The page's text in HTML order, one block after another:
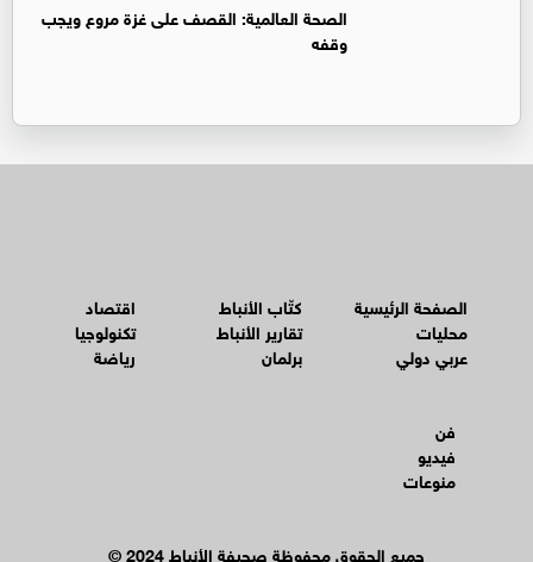
الصحة العالمية: القصف على غزة مروع ويجب
وقفه
الصفحة الرئيسية
محليات
عربي دولي
كتّاب الأنباط
تقارير الأنباط
برلمان
اقتصاد
تكنولوجيا
رياضة
فن
فيديو
منوعات
© جميع الحقوق محفوظة صحيفة الأنباط 2024